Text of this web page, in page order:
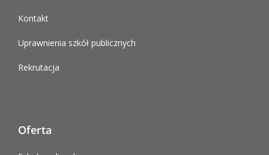
Kontakt
Uprawnienia szkół publicznych
Rekrutacja
Oferta